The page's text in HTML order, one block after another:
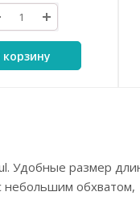
корзину
Удобные размер
небольшим обхватом,